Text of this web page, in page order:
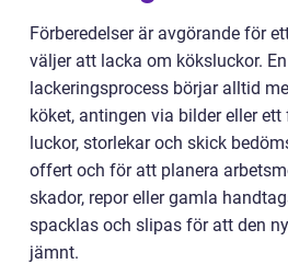
Förberedelser är avgörande för
väljer att lacka om köksluckor.
lackeringsprocess börjar alltid
köket, antingen via bilder eller
luckor, storlekar och skick
offert och för att planera
skador, repor eller gamla
spacklas och slipas för att den
jämnt.